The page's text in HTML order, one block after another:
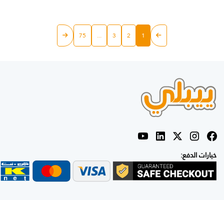
1
2
3
...
75
خيارات الدفع: